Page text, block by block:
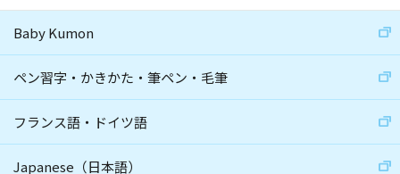
Baby Kumon
ペン習字・かきかた・筆ペン・毛筆
フランス語・ドイツ語
Japanese（日本語）